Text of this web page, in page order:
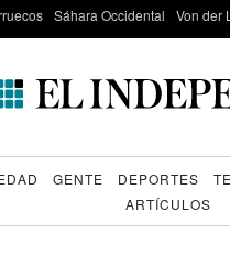
Sáhara Occidental Von der
GENTE DEPORTES
ARTÍCULOS